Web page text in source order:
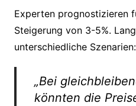
Experten prognostizieren
Steigerung von 3-5%.
unterschiedliche Szenarien:
„Bei
könnten die